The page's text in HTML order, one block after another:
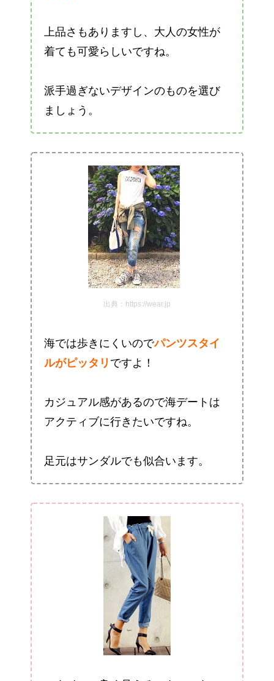
上品さもありますし、大人の女性が
着ても可愛らしいですね。
派手過ぎないデザインのものを選び
ましょう。
出典：https://wear.jp
海では歩きにくいのでパンツスタイ
ルがピッタリ ですよ！
カジュアル感があるので海デートは
アクティブに行きたいですね。
足元はサンダルでも似合います。